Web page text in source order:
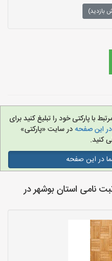
بازدید)
با پارکتی خود را تبلیغ کنید برای
این صفحهدر سایت «پارکتی»
کنید.
در این صفحه
نامی استان بوشهر در